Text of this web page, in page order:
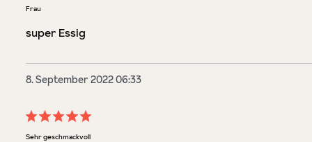
Bewertung mit 5 von 5 Sternen
Frau
super Essig
8. September 2022 06:33
Bewertung mit 5 von 5 Sternen
Sehr geschmackvoll